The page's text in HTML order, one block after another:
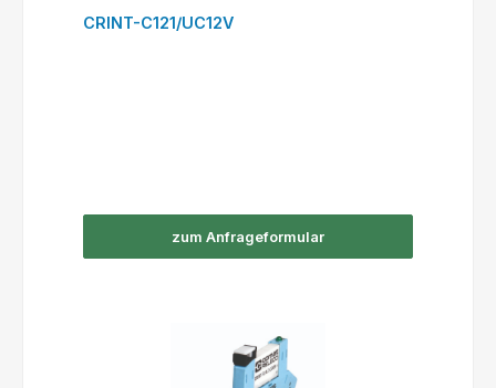
CRINT-C121/UC12V
zum Anfrageformular